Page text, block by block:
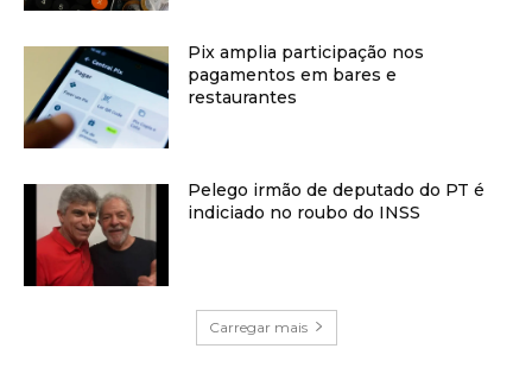
Pix amplia participação nos
pagamentos em bares e
restaurantes
Pelego irmão de deputado do PT é
indiciado no roubo do INSS
Carregar mais